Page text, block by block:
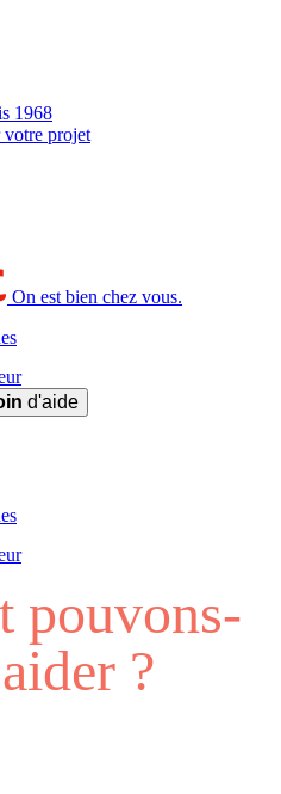
1968
votre projet
On est bien chez vous.
d'aide
pouvons-
?